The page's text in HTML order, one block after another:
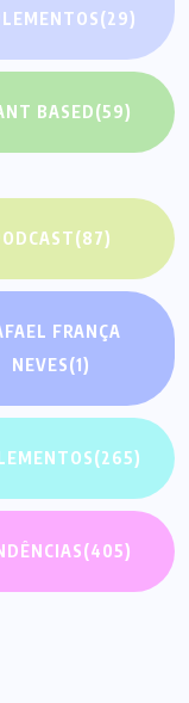
(29)
BASED(59)
(87)
FRANÇA
NEVES(1)
(265)
(405)